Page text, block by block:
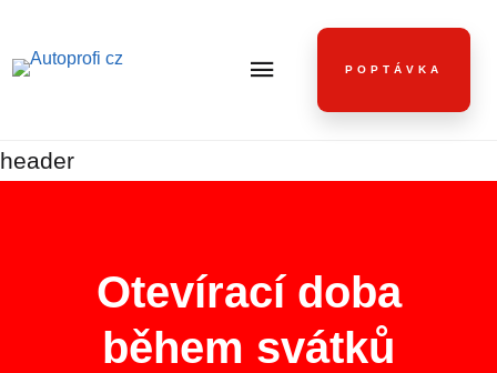
POPTÁVKA
header
Otevírací doba
během svátků